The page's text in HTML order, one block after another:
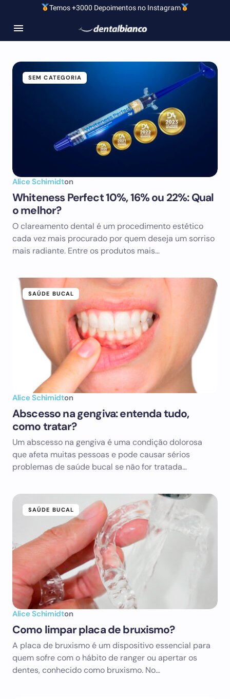
SEM CATEGORIA
Alice Schimidton
Whiteness Perfect 10%, 16% ou 22%: Qual
o melhor?
O clareamento dental é um procedimento estético
cada vez mais procurado por quem deseja um sorriso
mais radiante. Entre os produtos mais…
SAÚDE BUCAL
Alice Schimidton
Abscesso na gengiva: entenda tudo,
como tratar?
Um abscesso na gengiva é uma condição dolorosa
que afeta muitas pessoas e pode causar sérios
problemas de saúde bucal se não for tratada…
SAÚDE BUCAL
Alice Schimidton
Como limpar placa de bruxismo?
A placa de bruxismo é um dispositivo essencial para
quem sofre com o hábito de ranger ou apertar os
dentes, conhecido como bruxismo. No…
Temos +3000 Depoimentos no Instagram